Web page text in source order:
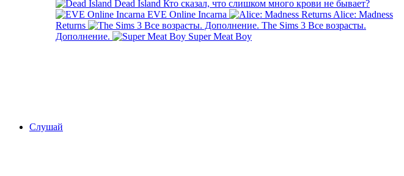
Dead Island Кто сказал, что слишком много крови не бывает?
EVE Online Incarna
Alice: Madness
Returns
The Sims 3 Все возрасты.
Дополнение.
Super Meat Boy
Слушай